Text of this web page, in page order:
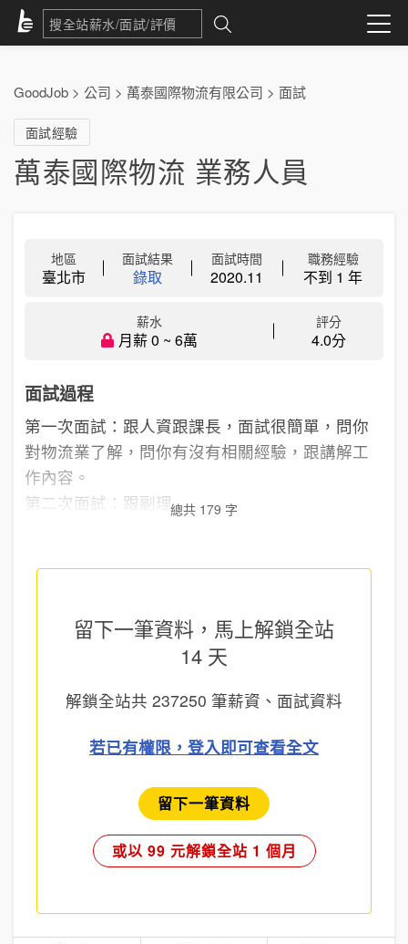
GoodJob > 公司 > 萬泰國際物流有限公司 > 面試
面試經驗
萬泰國際物流 業務人員
地區
臺北市
面試結果
錄取
面試時間
2020.11
職務經驗
不到 1 年
薪水
月薪 0 ~ 6萬
評分
4.0分
面試過程
第一次面試：跟人資跟課長，面試很簡單，問你
對物流業了解，問你有沒有相關經驗，跟講解工
作內容。
第二次面試：跟副理...總共 179 字
留下一筆資料，馬上解鎖全站
14 天
解鎖全站共 237250 筆薪資、面試資料
若已有權限，登入即可查看全文
留下一筆資料
或以 99 元解鎖全站 1 個月